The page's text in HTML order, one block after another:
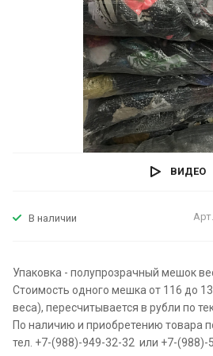
ВИДЕО
В наличии Арт.
Упаковка - полупрозрачный мешок
Стоимость одного мешка от 116 до
веса), пересчитывается в рубли по
По наличию и приобретению товара
тел. +7-(988)-949-32-32 или +7-(988)-